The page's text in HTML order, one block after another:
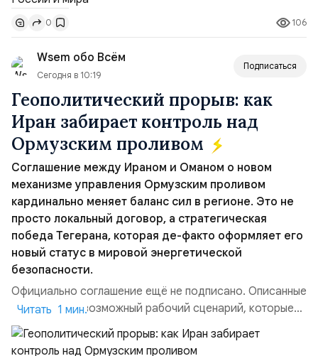
Томагавк.«Япония отбросила обманчивую видимость
„исключительно оборонительной страны“ и выносит
вопрос о собственном ядерном вооружении на
всеобщее обозрение, одновреме...
0 106
Wsem обо Всём
Сегодня в 10:19
Подписаться
Геополитический прорыв: как
Иран забирает контроль над
Ормузским проливом
Соглашение между Ираном и Оманом о новом
механизме управления Ормузским проливом
кардинально меняет баланс сил в регионе. Это не
просто локальный договор, а стратегическая
победа Тегерана, которая де-факто оформляет его
новый статус в мировой энергетической
безопасности.
Официально соглашение ещё не подписано. Описанные
пункты — это возможный рабочий сценарий, которые
скорее всего будут реализованы.Разбираем ключевые
тезисы и последствия этого соглашения:. 1. Новые
Читать 1 мин.